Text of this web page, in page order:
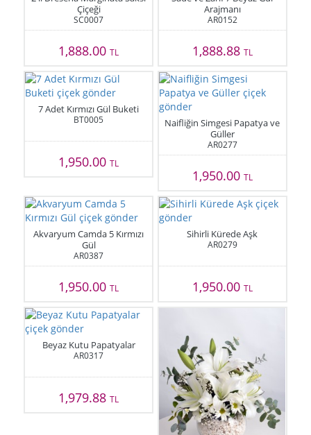
Çiçeği
SC0007
1,888.00TL
Arajmanı
AR0152
1,888.88 TL
7 Adet Kırmızı Gül Buketi
BT0005
1,950.00TL
Naifliğin Simgesi Papatya ve
Güller
AR0277
1,950.00 TL
Akvaryum Camda 5 Kırmızı
Gül
AR0387
1,950.00TL
Sihirli Kürede Aşk
AR0279
1,950.00 TL
Beyaz Kutu Papatyalar
AR0317
1,979.88TL